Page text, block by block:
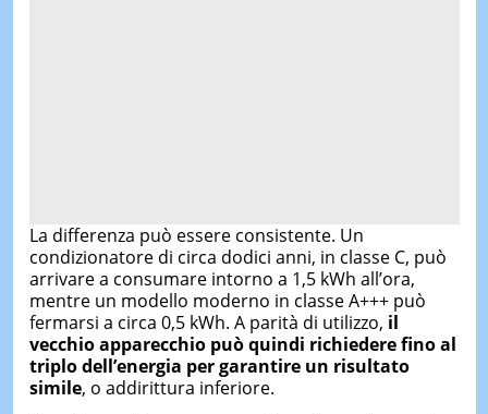
La differenza può essere consistente. Un
condizionatore di circa dodici anni, in classe C, può
arrivare a consumare intorno a 1,5 kWh all’ora,
mentre un modello moderno in classe A+++ può
fermarsi a circa 0,5 kWh. A parità di utilizzo, il
vecchio apparecchio può quindi richiedere fino al
triplo dell’energia per garantire un risultato
simile, o addirittura inferiore.